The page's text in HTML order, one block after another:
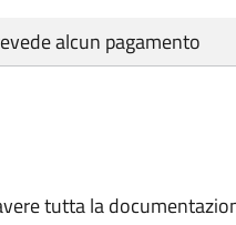
alcun pagamento
tutta la